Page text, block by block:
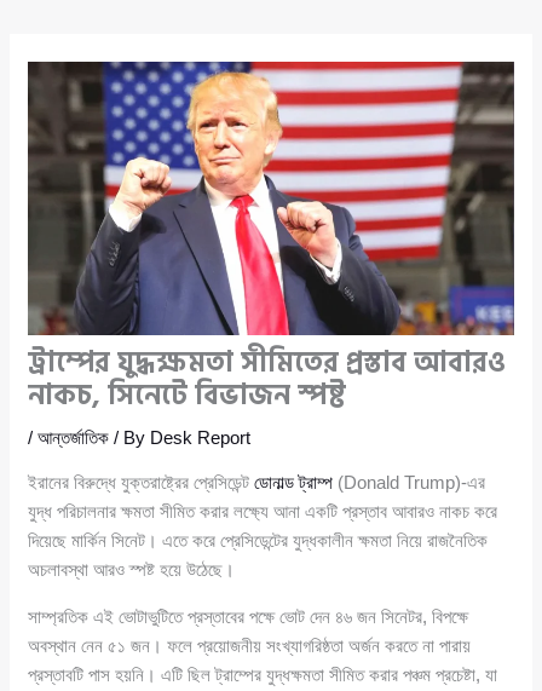
ট্রাম্পের যুদ্ধক্ষমতা সীমিতের প্রস্তাব আবারও
নাকচ, সিনেটে বিভাজন স্পষ্ট
/আন্তর্জাতিক / By Desk Report
ইরানের বিরুদ্ধে যুক্তরাষ্ট্রের প্রেসিডেন্টডোনাল্ড ট্রাম্প (Donald Trump)-এর
যুদ্ধ পরিচালনার ক্ষমতা সীমিত করার লক্ষ্যে আনা একটি প্রস্তাব আবারও নাকচ করে
দিয়েছে মার্কিন সিনেট। এতে করে প্রেসিডেন্টের যুদ্ধকালীন ক্ষমতা নিয়ে রাজনৈতিক
অচলাবস্থা আরও স্পষ্ট হয়ে উঠেছে।
সাম্প্রতিক এই ভোটাভুটিতে প্রস্তাবের পক্ষে ভোট দেন ৪৬ জন সিনেটর, বিপক্ষে
অবস্থান নেন ৫১ জন। ফলে প্রয়োজনীয় সংখ্যাগরিষ্ঠতা অর্জন করতে না পারায়
প্রস্তাবটি পাস হয়নি। এটি ছিল ট্রাম্পের যুদ্ধক্ষমতা সীমিত করার পঞ্চম প্রচেষ্টা, যা